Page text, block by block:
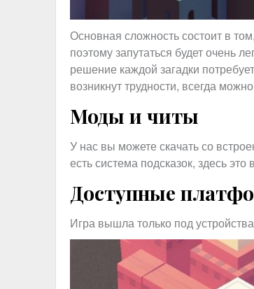
Основная сложность состоит в
поэтому запутаться будет очень
решение каждой загадки
возникнут трудности, всегда
Моды и читы
У нас вы можете скачать со
есть система подсказок, здесь это
Доступные
Игра вышла только под